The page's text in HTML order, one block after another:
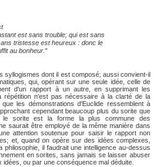
est sans trouble; qui est sans
tristesse est heureux : donc le
au bonheur. "
syllogismes dont il est composé; aussi convient-il
qui, opérant sur une seule idée, celle de
d'un rapport à un autre, en supprimant les
répétition n'est pas nécessaire à la clarté de la
les démonstrations d'Euclide ressemblent à
cependant beaucoup plus du sorite que
le sorite est la forme la plus commune des
saurait être employé de la même manière dans
attention soutenue pour saisir le rapport non
et, quand on opère sur des idées complexes,
il faudrait une intelligence au-dessus
en sorites, sans jamais se laisser abuser
ou par une conséquence mal déduite.